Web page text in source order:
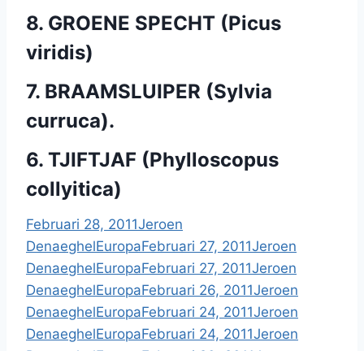
8. GROENE SPECHT (Picus
viridis)
7. BRAAMSLUIPER (Sylvia
curruca).
6. TJIFTJAF (Phylloscopus
collyitica)
Februari 28, 2011Jeroen
DenaeghelEuropaFebruari 27, 2011Jeroen
DenaeghelEuropaFebruari 27, 2011Jeroen
DenaeghelEuropaFebruari 26, 2011Jeroen
DenaeghelEuropaFebruari 24, 2011Jeroen
DenaeghelEuropaFebruari 24, 2011Jeroen